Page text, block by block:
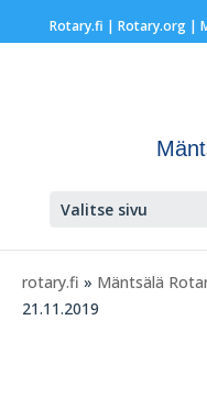
Rotary.fi | Rotary.org|
Valitse sivu
rotary.fi » Mäntsälä
21.11.2019